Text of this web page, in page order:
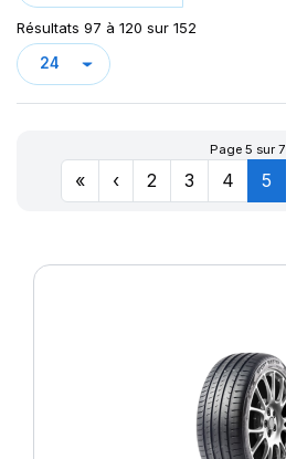
158/150
177
201
LLA08
LLF26
LLR666
LM11N
LMC4
LXC MASTER
Résultats 97 à 120 sur 152
Page 5 sur 7
« ‹ 2 3 4 5